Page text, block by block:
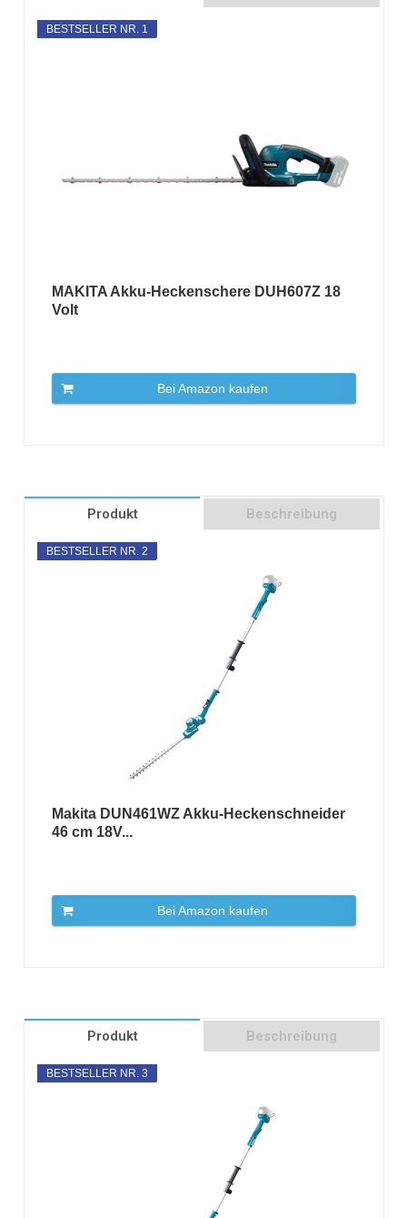
BESTSELLER NR. 1
MAKITA Akku-Heckenschere DUH607Z 18
Volt
Bei Amazon kaufen
Produkt Beschreibung
BESTSELLER NR. 2
Makita DUN461WZ Akku-Heckenschneider
46 cm 18V...
Bei Amazon kaufen
Produkt Beschreibung
BESTSELLER NR. 3